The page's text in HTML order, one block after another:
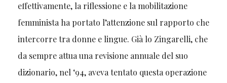
effettivamente, la riflessione e la mobilitazione
femminista ha portato l’attenzione sul rapporto che
intercorre tra donne e lingue. Già lo Zingarelli, che
da sempre attua una revisione annuale del suo
dizionario, nel ‘94, aveva tentato questa operazione